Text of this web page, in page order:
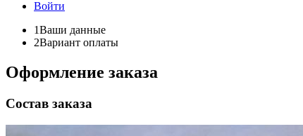
Войти
1Ваши данные
2Вариант оплаты
Оформление заказа
Состав заказа